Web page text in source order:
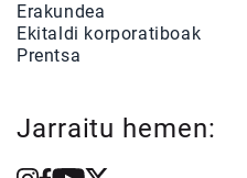
Erakundea
Ekitaldi korporatiboak
Prentsa
Jarraitu hemen: